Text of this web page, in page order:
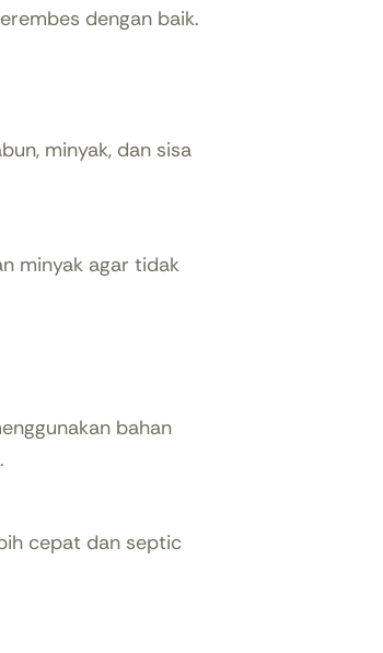
dengan baik.
minyak, dan sisa
minyak agar tidak
bahan
cepat dan septic